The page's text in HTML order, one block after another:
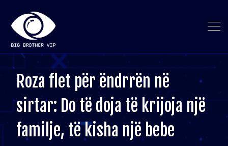
Roza flet për ëndrrën në
sirtar: Do të doja të krijoja një
familje, të kisha një bebe